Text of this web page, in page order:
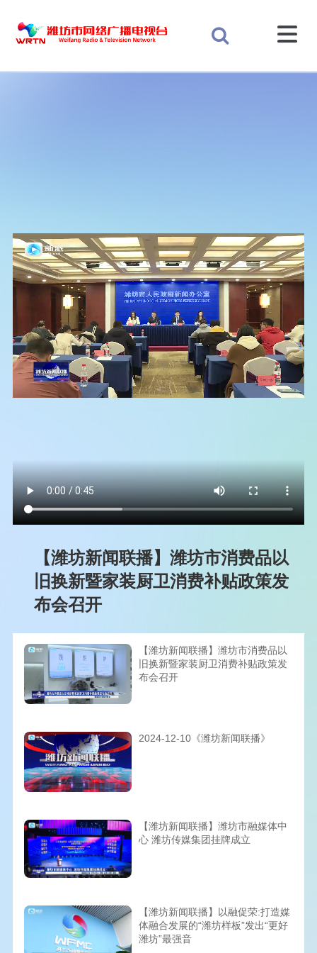
【潍坊新闻联播】潍坊市消费品以
旧换新暨家装厨卫消费补贴政策发
布会召开
【潍坊新闻联播】潍坊市消费品以
旧换新暨家装厨卫消费补贴政策发
布会召开
2024-12-10《潍坊新闻联播》
【潍坊新闻联播】潍坊市融媒体中
心 潍坊传媒集团挂牌成立
【潍坊新闻联播】以融促荣:打造媒
体融合发展的“潍坊样板”发出“更好
潍坊”最强音